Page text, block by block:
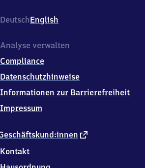
Storkow),
Bahnhofstr.,
5
5
9
(Mark)
DeutschEnglish
externer
Kontakt
Analyse verwalten
Compliance
Datenschutzhinweise
Informationen zur Barrierefreiheit
Impressum